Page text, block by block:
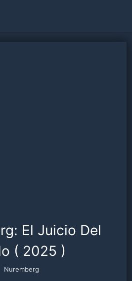
El Juicio Del
( 2025 )
Nuremberg